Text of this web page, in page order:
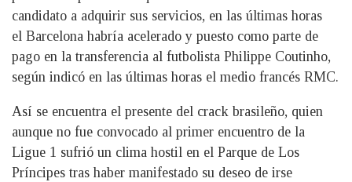
candidato a adquirir sus servicios, en las últimas horas
el Barcelona habría acelerado y puesto como parte de
pago en la transferencia al futbolista Philippe Coutinho,
según indicó en las últimas horas el medio francés RMC.
Así se encuentra el presente del crack brasileño, quien
aunque no fue convocado al primer encuentro de la
Ligue 1 sufrió un clima hostil en el Parque de Los
Príncipes tras haber manifestado su deseo de irse